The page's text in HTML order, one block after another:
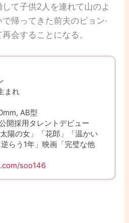
て子供2人を連れて山のよ
帰ってきた前夫のピョン·
会することになる。
まれ
AB型
開採用タレントデビュー
陽の女」「花郎」「温かい
らう1年」映画「完璧な他
soo146